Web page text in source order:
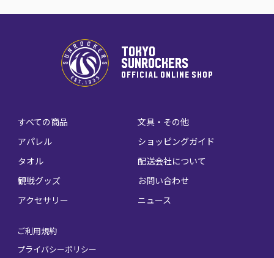
TOKYO
SUNROCKERS
OFFICIAL ONLINE SHOP
すべての商品
アパレル
タオル
観戦グッズ
アクセサリー
文具・その他
ショッピングガイド
配送会社について
お問い合わせ
ニュース
ご利用規約
プライバシーポリシー